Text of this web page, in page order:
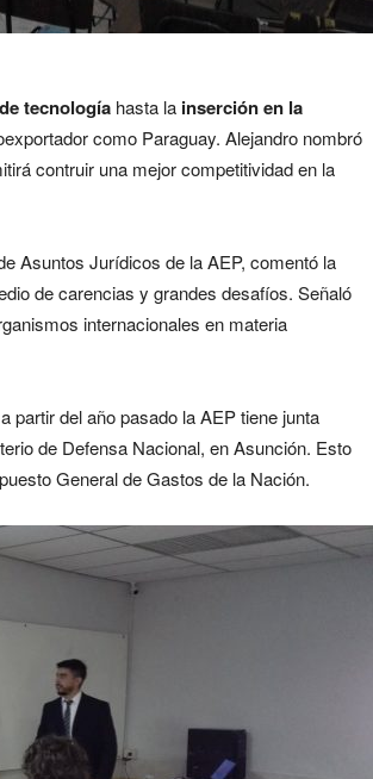
tecnología hasta la inserción en la
como Paraguay. Alejandro nombró
contruir una mejor competitividad en la
Asuntos Jurídicos de la AEP, comentó la
de carencias y grandes desafíos. Señaló
internacionales en materia
partir del año pasado la AEP tiene junta
de Defensa Nacional, en Asunción. Esto
General de Gastos de la Nación.